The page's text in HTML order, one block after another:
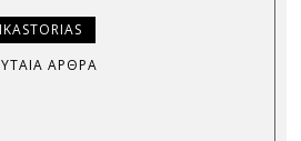
ΆΡΘΡΑ